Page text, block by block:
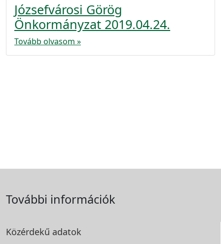
Józsefvárosi Görög
Önkormányzat 2019.04.24.
Tovább olvasom »
További információk
Közérdekű adatok